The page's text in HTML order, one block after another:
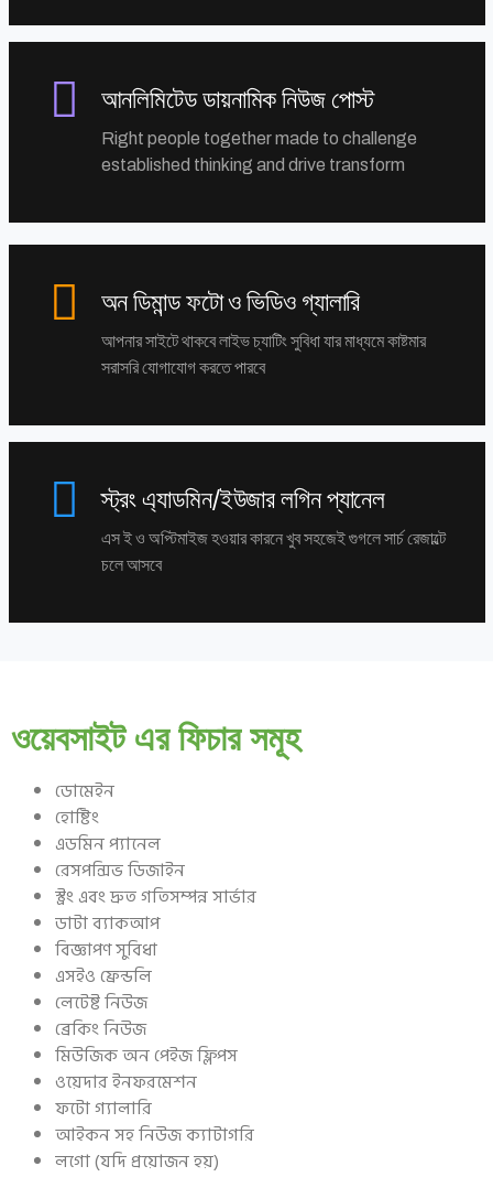
আনলিমিটেড ডায়নামিক নিউজ পোস্ট
Right people together made to challenge
established thinking and drive transform
অন ডিমান্ড ফটো ও ভিডিও গ্যালারি
আপনার সাইটে থাকবে লাইভ চ্যাটিং সুবিধা যার মাধ্যমে কাষ্টমার
সরাসরি যোগাযোগ করতে পারবে
স্ট্রং এ্যাডমিন/ইউজার লগিন প্যানেল
এস ই ও অপ্টিমাইজ হওয়ার কারনে খুব সহজেই গুগলে সার্চ রেজাল্টে
চলে আসবে
ওয়েবসাইট এর ফিচার সমূহ
ডোমেইন
হোষ্টিং
এডমিন প্যানেল
রেসপন্সিভ ডিজাইন
স্ট্রং এবং দ্রুত গতিসম্পন্ন সার্ভার
ডাটা ব্যাকআপ
বিজ্ঞাপণ সুবিধা
এসইও ফ্রেন্ডলি
লেটেষ্ট নিউজ
ব্রেকিং নিউজ
মিউজিক অন পেইজ ফ্লিপস
ওয়েদার ইনফরমেশন
ফটো গ্যালারি
আইকন সহ নিউজ ক্যাটাগরি
লগো (যদি প্রয়োজন হয়)